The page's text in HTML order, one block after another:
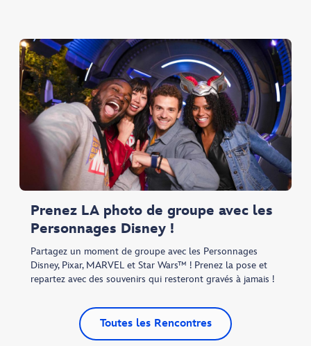
Prenez LA photo de groupe avec les
Personnages Disney !
Partagez un moment de groupe avec les Personnages
Disney, Pixar, MARVEL et Star Wars™ ! Prenez la pose et
repartez avec des souvenirs qui resteront gravés à jamais !
Toutes les Rencontres